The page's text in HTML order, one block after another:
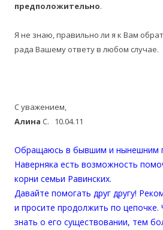
предположительно.
Я не знаю, правильно ли я к Вам
рада Вашему ответу в любом случае.
С уважением,
Алина С. 10.04.11
Обращаюсь в бывшим и нынешним
Наверняка есть возможность
корни семьи Равинских.
Давайте помогать друг другу!
и просите продолжить по
знать о его существовании, тем